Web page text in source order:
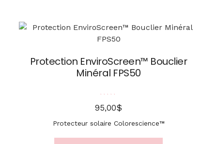
Protection EnviroScreen™ Bouclier
Minéral FPS50
95,00$
Protecteur solaire Colorescience™